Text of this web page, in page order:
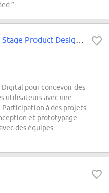
Digital pour concevoir des
utilisateurs avec une
à des projets
et prototypage
des équipes